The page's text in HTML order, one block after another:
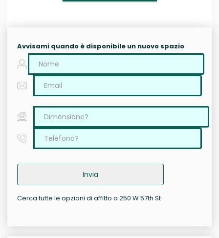
Avvisami quando è disponibile un nuovo spazio
Invia
Cerca tutte le opzioni di affitto a 250 W 57th St